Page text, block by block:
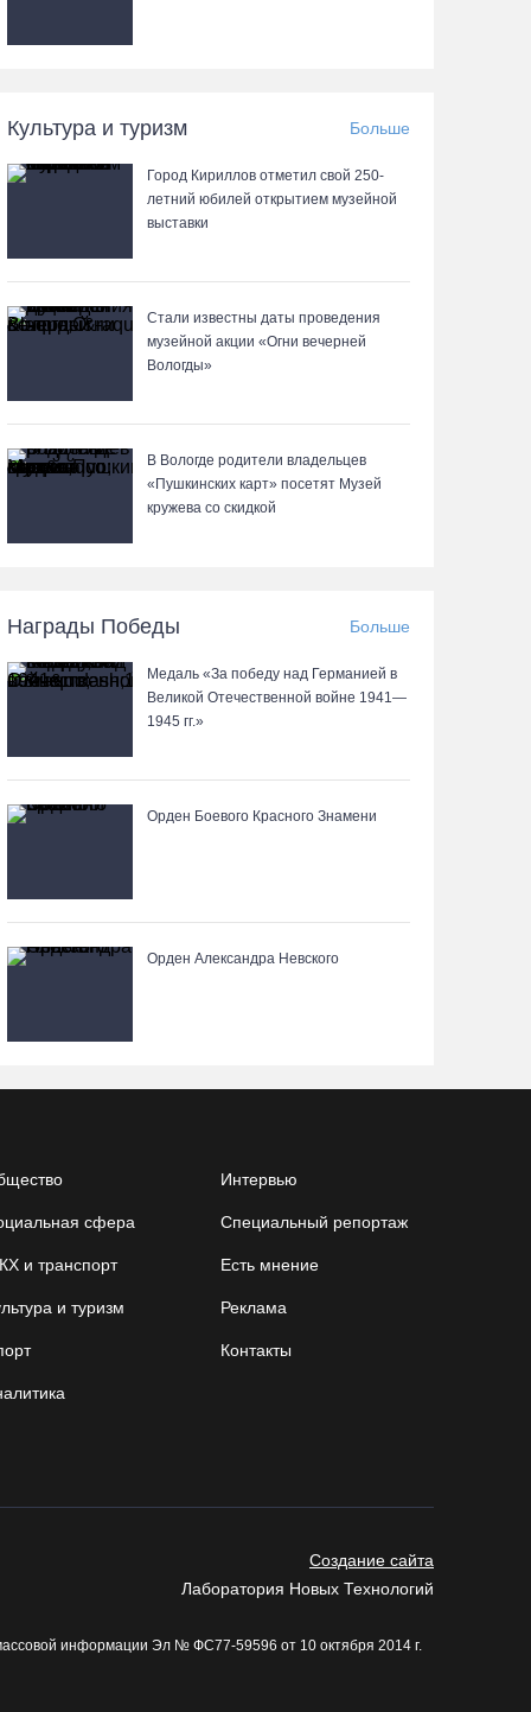
05.08.26 / 20:20
Четырех пьяных водителей и 23 без прав
задержали за сутки вологодские гаишники
В заречной части Вологды открылся новый
В Вологде на 18 дворовых территориях
завершены работы по благоустройству
настроением
05.08.26 / 16:22
под Вытегрой грузовике
05.08.26 / 16:01
05.08.26 / 15:44
Разбившегося водителя кроссового мотоцикла
доставили в Вытегорскую ЦРБ
05.08.26 / 15:25
Шумоэкран на Белозерском шоссе в Вологде
В Вологде две сестры из-за замены домофона
Культура и туризм Больше
Город Кириллов отметил свой 250-
летний юбилей открытием музейной
выставки
Стали известны даты проведения
музейной акции «Огни вечерней
Вологды»
В Вологде родители владельцев
«Пушкинских карт» посетят Музей
кружева со скидкой
Награды Победы Больше
Медаль «За победу над Германией в
Великой Отечественной войне 1941—
1945 гг.»
Орден Боевого Красного Знамени
Орден Александра Невского
сфера
и транспорт
и туризм
Интервью
Специальный репортаж
Есть мнение
Реклама
Контакты
Создание сайта
Лаборатория Новых Технологий
информации Эл № ФС77-59596 от 10 октября 2014 г.